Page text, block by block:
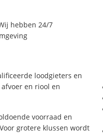
hebben 24/7
loodgieters en
en riool en
voorraad en
grotere klussen wordt